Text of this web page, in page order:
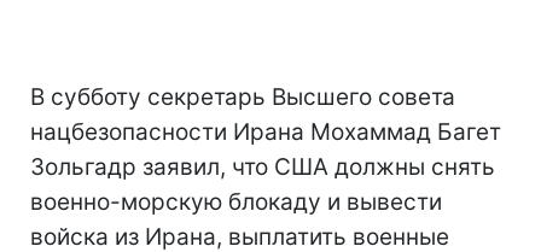
В субботу секретарь Высшего совета
нацбезопасности Ирана Мохаммад Багет
Зольгадр заявил, что США должны снять
военно-морскую блокаду и вывести
войска из Ирана, выплатить военные